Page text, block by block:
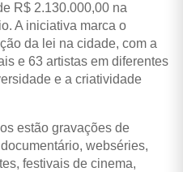
R$ 2.130.000,00 na
A iniciativa marca o
da lei na cidade, com a
e 63 artistas em diferentes
e a criatividade
estão gravações de
webséries,
festivais de cinema,